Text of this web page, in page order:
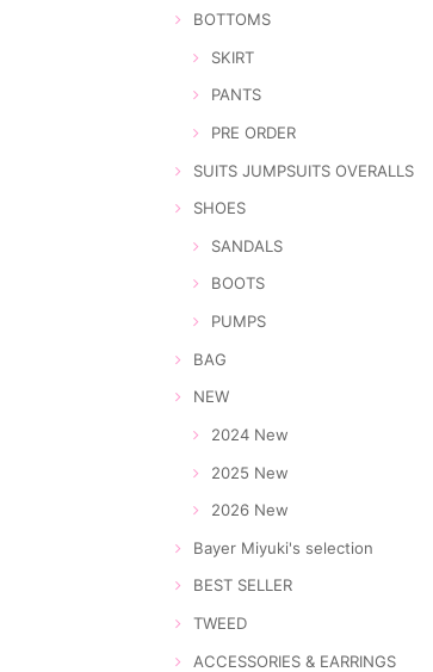
BOTTOMS
SKIRT
PANTS
PRE ORDER
SUITS JUMPSUITS OVERALLS
SHOES
SANDALS
BOOTS
PUMPS
BAG
NEW
2024 New
2025 New
2026 New
Bayer Miyuki's selection
BEST SELLER
TWEED
ACCESSORIES & EARRINGS